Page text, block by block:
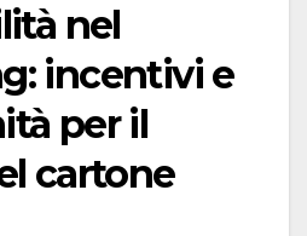
nel
incentivi e
per il
cartone